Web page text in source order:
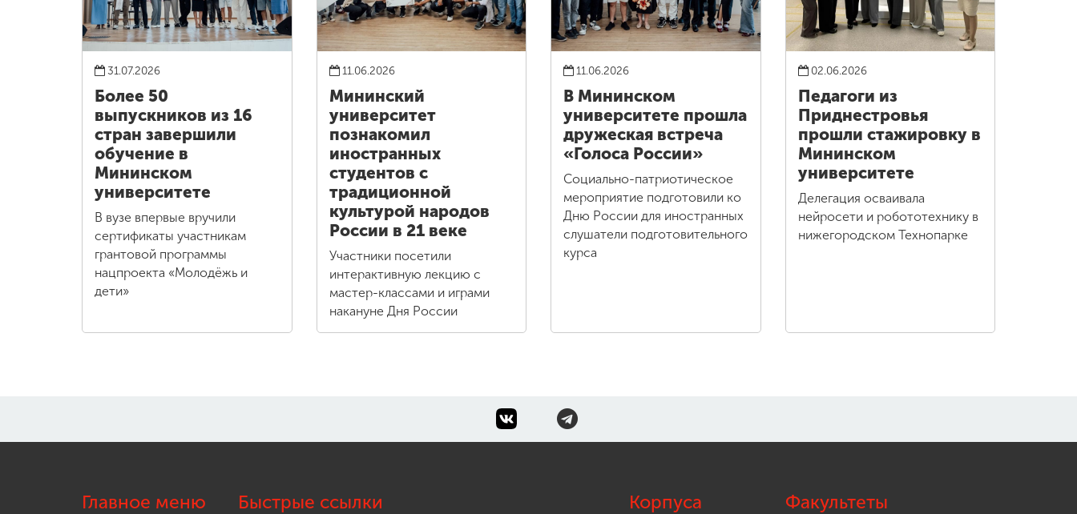
31.07.2026
Более 50
выпускников из 16
стран завершили
обучение в
Мининском
университете
В вузе впервые вручили
сертификаты участникам
грантовой программы
нацпроекта «Молодёжь и
дети»
11.06.2026
Мининский
университет
познакомил
иностранных
студентов с
традиционной
культурой народов
России в 21 веке
Участники посетили
интерактивную лекцию с
мастер-классами и играми
накануне Дня России
11.06.2026
В Мининском
университете прошла
дружеская встреча
«Голоса России»
Социально-патриотическое
мероприятие подготовили ко
Дню России для иностранных
слушатели подготовительного
курса
02.06.2026
Педагоги из
Приднестровья
прошли стажировку в
Мининском
университете
Делегация осваивала
нейросети и робототехнику в
нижегородском Технопарке
Главное меню Быстрые ссылки Корпуса Факультеты